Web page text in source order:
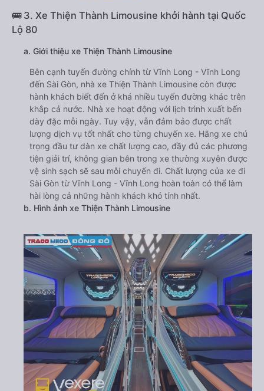
🚌 3. Xe Thiện Thành Limousine khởi hành tại Quốc
Lộ 80
a. Giới thiệu xe Thiện Thành Limousine
Bên cạnh tuyến đường chính từ Vĩnh Long - Vĩnh Long
đến Sài Gòn, nhà xe Thiện Thành Limousine còn được
hành khách biết đến ở khá nhiều tuyến đường khác trên
khắp cả nước. Nhà xe hoạt động với lịch trình xuất bến
dày đặc mỗi ngày. Tuy vậy, vẫn đảm bảo được chất
lượng dịch vụ tốt nhất cho từng chuyến xe. Hãng xe chú
trọng đầu tư dàn xe chất lượng cao, đầy đủ các phương
tiện giải trí, không gian bên trong xe thường xuyên được
vệ sinh sạch sẽ sau mỗi chuyến đi. Chất lượng của xe đi
Sài Gòn từ Vĩnh Long - Vĩnh Long hoàn toàn có thể làm
hài lòng cả những hành khách khó tính nhất.
b. Hình ảnh xe Thiện Thành Limousine